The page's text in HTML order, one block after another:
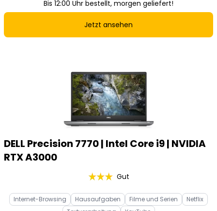
Bis 12:00 Uhr bestellt, morgen geliefert!
Jetzt ansehen
DELL Precision 7770 | Intel Core i9 | NVIDIA
RTX A3000
Gut
Internet-Browsing Hausaufgaben Filme und Serien
Netflix